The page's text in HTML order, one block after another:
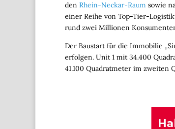
den Rhein-Neckar-Raum sowie
einer Reihe von Top-Tier-
rund zwei Millionen
Der Baustart für die Immobilie
erfolgen. Unit 1 mit 34.400
41.100 Quadratmeter im zweiten